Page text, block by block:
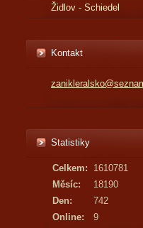
Židlov - Schiedel
Kontakt
Statistiky
Online: 9
Celkem:
1610781
Měsíc:
18190
Den:
742